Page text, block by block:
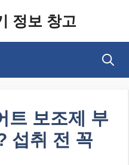
정보 창고
트 보조제 부
섭취 전 꼭